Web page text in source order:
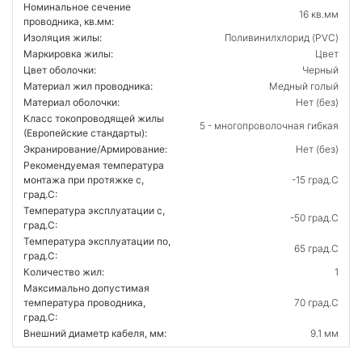
Номинальное сечение
проводника, кв.мм:
16 кв.мм
Изоляция жилы:
Поливинилхлорид (PVC)
Маркировка жилы:
Цвет
Цвет оболочки:
Черный
Материал жил проводника:
Медный голый
Материал оболочки:
Нет (без)
Класс токопроводящей жилы
(Европейские стандарты):
5 - многопроволочная гибкая
Экранирование/Армирование:
Нет (без)
Рекомендуемая температура
монтажа при протяжке с,
град.C:
-15 град.C
Температура эксплуатации с,
град.C:
-50 град.C
Температура эксплуатации по,
град.C:
65 град.C
Количество жил:
1
Максимально допустимая
температура проводника,
град.C:
70 град.C
Внешний диаметр кабеля, мм: 9.1 мм